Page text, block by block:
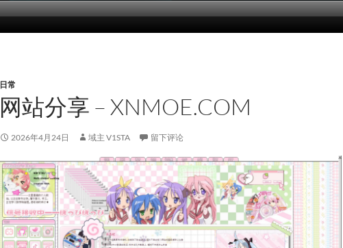
日常
网站分享 – XNMOE.COM
2026年4月24日 域主 V1STA 留下评论